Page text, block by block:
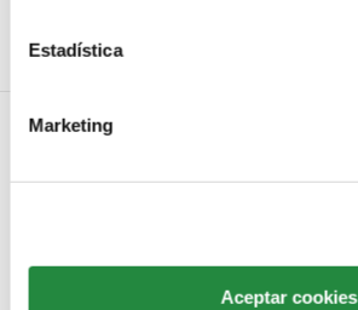
Estadística
Marketing
Aceptar cookies
NO COMMENTS